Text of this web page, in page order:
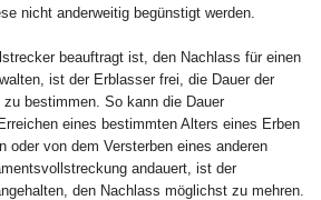
nicht anderweitig begünstigt werden.
beauftragt ist, den Nachlass für einen
ist der Erblasser frei, die Dauer der
bestimmen. So kann die Dauer
eines bestimmten Alters eines Erben
oder von dem Versterben eines anderen
andauert, ist der
den Nachlass möglichst zu mehren.